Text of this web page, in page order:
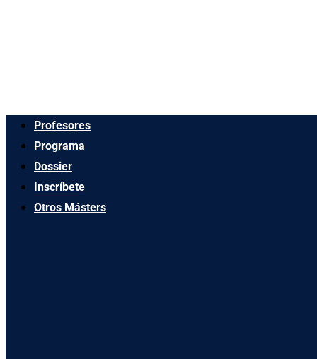
Profesores
Programa
Dossier
Inscríbete
Otros Másters